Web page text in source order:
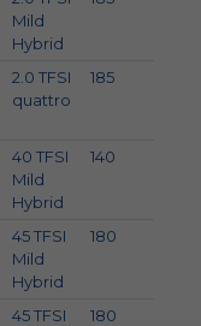
Mild
Hybrid
2.0 TFSI
quattro
185
40 TFSI
Mild
Hybrid
140
45 TFSI
Mild
Hybrid
180
45 TFSI
180